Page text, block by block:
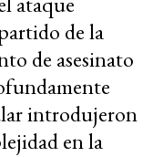
de la
de asesinato
introdujeron
en la